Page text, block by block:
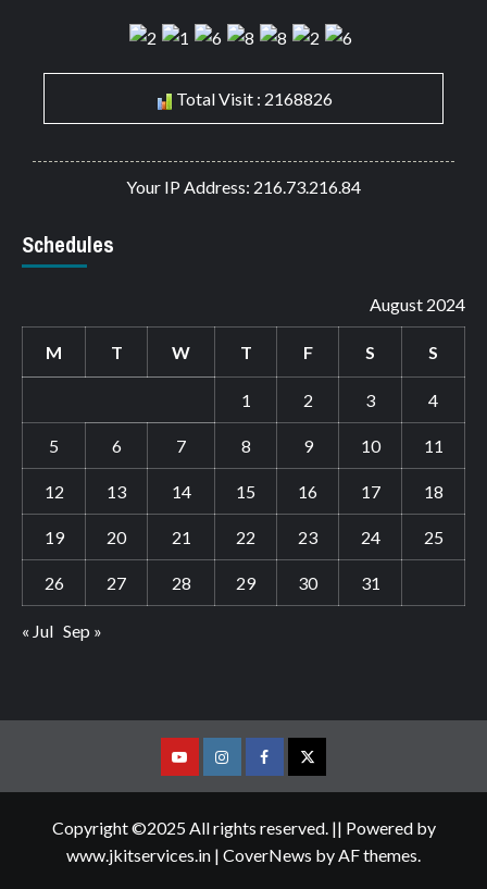
Total Visit : 2168826
Your IP Address: 216.73.216.84
Schedules
August 2024
M T W T F S S
1 2 3 4
5 6 7 8 9 10 11
12 13 14 15 16 17 18
19 20 21 22 23 24 25
26 27 28 29 30 31
« Jul Sep »
YoutubeVimeoFacebookTwitter
Copyright ©2025 All rights reserved. || Powered by
www.jkitservices.in | CoverNews by AF themes.